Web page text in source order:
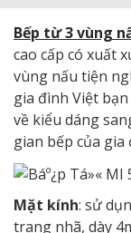
Bếp từ 3 vùng
cao cấp có xuất
vùng nấu tiện
gia đình Việt
về kiểu dáng
gian bếp của
Mặt kính: sử
trang nhã, dày